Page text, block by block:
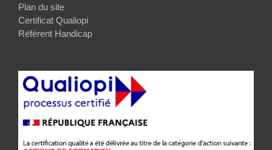
Plan du site
Certificat Qualiopi
Référent Handicap